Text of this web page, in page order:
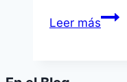
Leer más